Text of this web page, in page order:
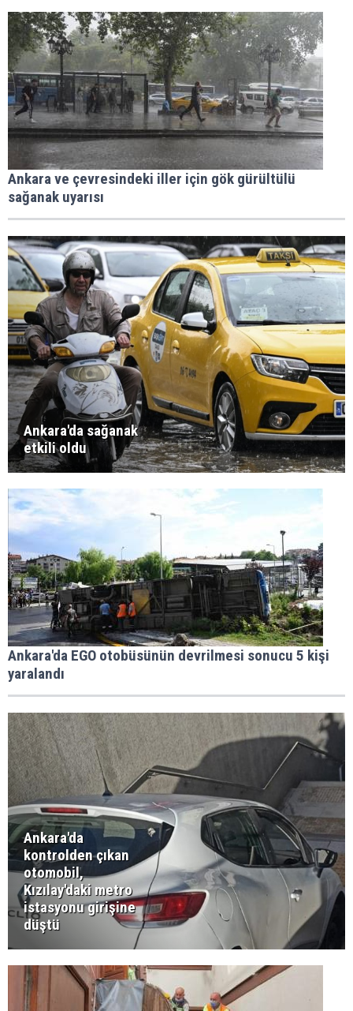
Ankara ve çevresindeki iller için gök gürültülü
sağanak uyarısı
Ankara'da sağanak
etkili oldu
Ankara'da EGO otobüsünün devrilmesi sonucu 5 kişi
yaralandı
Ankara'da
kontrolden çıkan
otomobil,
Kızılay'daki metro
istasyonu girişine
düştü